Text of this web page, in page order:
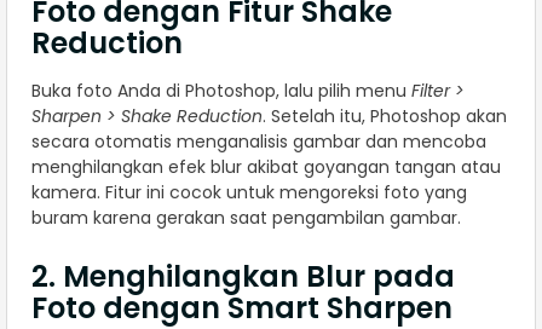
Foto dengan Fitur Shake
Reduction
Buka foto Anda di Photoshop, lalu pilih menu Filter >
Sharpen > Shake Reduction. Setelah itu, Photoshop akan
secara otomatis menganalisis gambar dan mencoba
menghilangkan efek blur akibat goyangan tangan atau
kamera. Fitur ini cocok untuk mengoreksi foto yang
buram karena gerakan saat pengambilan gambar.
2. Menghilangkan Blur pada
Foto dengan Smart Sharpen